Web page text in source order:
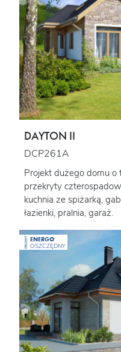
DAYTON II
DCP261A
Projekt dużego domu o
przekryty
kuchnia ze spiżarką,
łazienki, pralnia, garaż.
PROJEKT ENERGO
OSZCZĘDNY